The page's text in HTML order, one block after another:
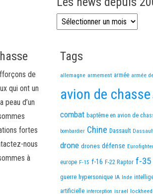
Les news depuis 2008
de
qui ont un
peau d’un
fortes
nous
à
Tags
allemagne armement armée armée
avion de chasse
combat baptême en avion de
bombardier Chine Dassault
drone drones défense
europe F-15 f-16 F-22 Raptor f-35
guerre hypersonique IA Inde
artificielle interception israel